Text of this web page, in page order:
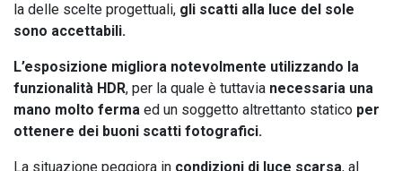
la delle scelte progettuali, gli scatti alla luce del sole
sono accettabili.
L’esposizione migliora notevolmente utilizzando la
funzionalità HDR, per la quale è tuttavia necessaria una
mano molto ferma ed un soggetto altrettanto statico per
ottenere dei buoni scatti fotografici.
La situazione peggiora in condizioni di luce scarsa, al